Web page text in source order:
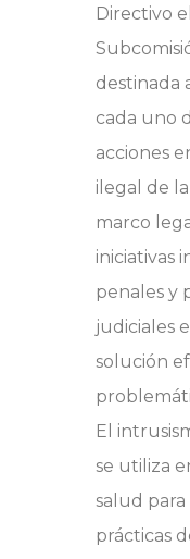
Directivo
destinada
cada uno
acciones
ilegal de
marco
iniciativas
penales y
judiciales
solución
El
se utiliza
salud
prácticas